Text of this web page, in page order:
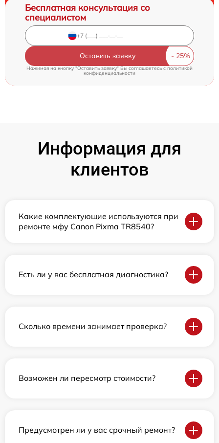
Бесплатная консультация со
специалистом
Оставить заявку
Нажимая на кнопку "Оставить заявку" Вы соглашаетесь cполитикой
конфиденциальности
Информация для
клиентов
Какие комплектующие используются при
ремонте мфу Canon Pixma TR8540?
Есть ли у вас бесплатная диагностика?
Сколько времени занимает проверка?
Возможен ли пересмотр стоимости?
Предусмотрен ли у вас срочный ремонт?